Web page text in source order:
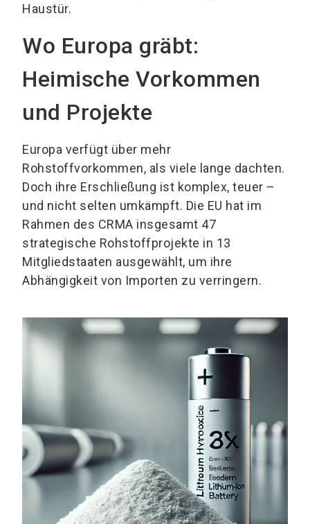
Haustür.
Wo Europa gräbt:
Heimische Vorkommen
und Projekte
Europa verfügt über mehr
Rohstoffvorkommen, als viele lange dachten.
Doch ihre Erschließung ist komplex, teuer –
und nicht selten umkämpft. Die EU hat im
Rahmen des CRMA insgesamt 47
strategische Rohstoffprojekte in 13
Mitgliedstaaten ausgewählt, um ihre
Abhängigkeit von Importen zu verringern.